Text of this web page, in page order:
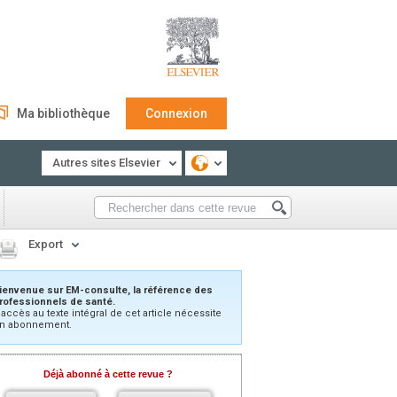
Ma bibliothèque Connexion
Autres sites Elsevier
Export
sur EM-consulte, la référence des
de santé.
au texte intégral de cet article nécessite
abonnement.
Déjà abonné à cette revue ?